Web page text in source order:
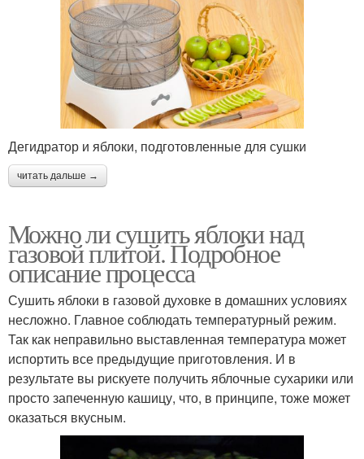
Дегидратор и яблоки, подготовленные для сушки
читать дальше →
Можно ли сушить яблоки над
газовой плитой. Подробное
описание процесса
Сушить яблоки в газовой духовке в домашних условиях
несложно. Главное соблюдать температурный режим.
Так как неправильно выставленная температура может
испортить все предыдущие приготовления. И в
результате вы рискуете получить яблочные сухарики или
просто запеченную кашицу, что, в принципе, тоже может
оказаться вкусным.